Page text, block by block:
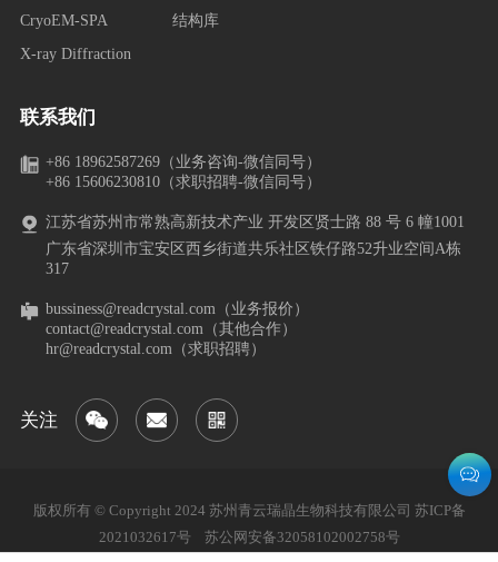
结构库
CryoEM-SPA
X-ray Diffraction
联系我们
+86 18962587269（业务咨询-微信同号）
+86 15606230810（求职招聘-微信同号）
江苏省苏州市常熟高新技术产业 开发区贤士路 88 号 6 幢1001
广东省深圳市宝安区西乡街道共乐社区铁仔路52升业空间A栋
317
bussiness@readcrystal.com（业务报价）
contact@readcrystal.com（其他合作）
hr@readcrystal.com（求职招聘）
关注
版权所有 © Copyright 2024 苏州青云瑞晶生物科技有限公司 苏ICP备
2021032617号
苏公网安备32058102002758号